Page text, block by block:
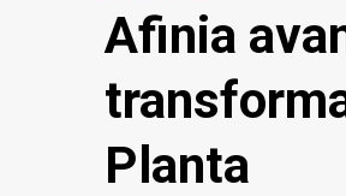
Afinia
Planta